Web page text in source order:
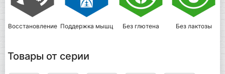
Восстановление Поддержка мышц Без глютена Без лактозы
Товары от серии